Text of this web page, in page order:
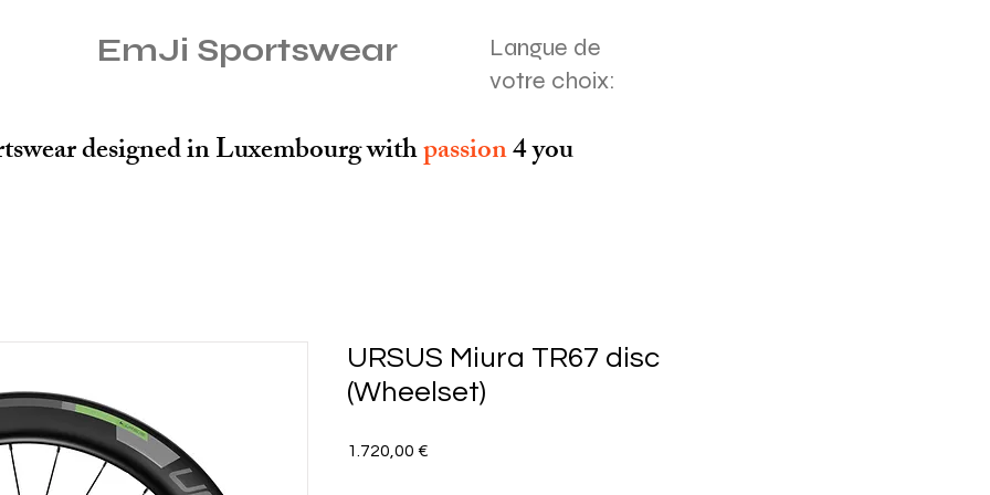
EmJi Sportswear
Langue de
votre choix:
designed in Luxembourg withpassion4 you
URSUS Miura TR67 disc
(Wheelset)
1.720,00 €